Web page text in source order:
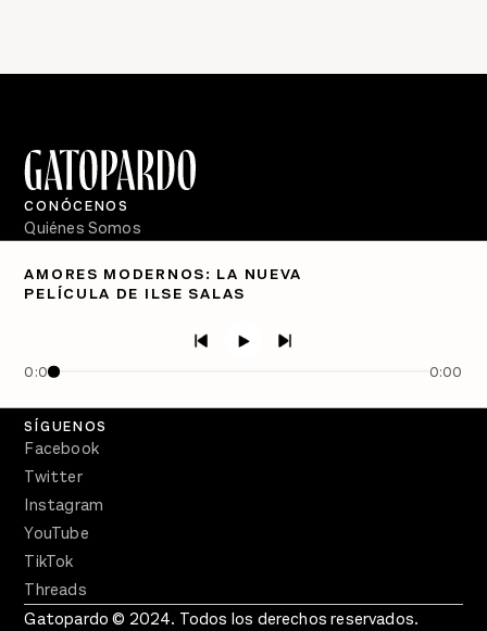
AMORES MODERNOS: LA NUEVA
PELÍCULA DE ILSE SALAS
0:00 0:00
CONÓCENOS
Quiénes Somos
PÓDCASTS
Crecer en Distopía
SÍGUENOS
Facebook
Twitter
Instagram
YouTube
TikTok
Threads
Gatopardo © 2024. Todos los derechos reservados.